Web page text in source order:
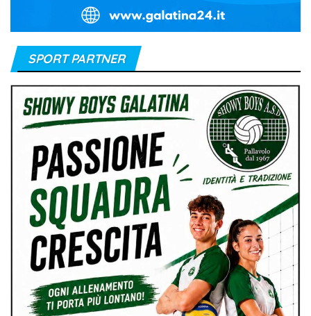
SPORT PARTNER